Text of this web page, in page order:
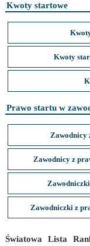
Kwoty startowe
Kwoty
Prawo startu w
Zawodnicy
Zawodnicy z
Zawodniczki z
Światowa Lista